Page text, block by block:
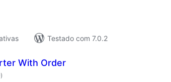
Testado com 7.0.2
With Order
total
de
)